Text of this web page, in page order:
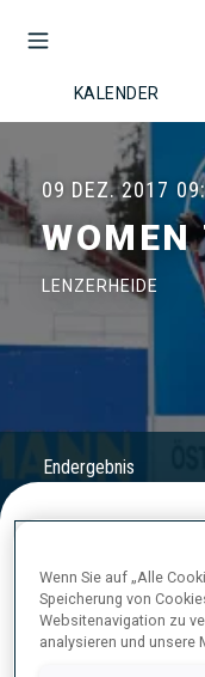
KALENDER
09 DEZ. 2017
LENZERHEIDE
Endergebnis
Wenn Sie auf „Alle
Speicherung von
Websitenavigation zu
analysieren und unsere